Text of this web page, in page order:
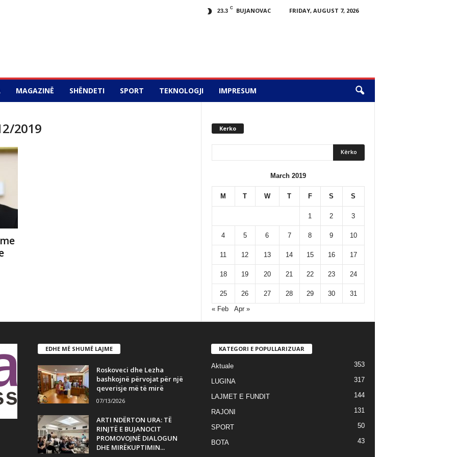
23.3 C BUJANOVAC
FRIDAY, AUGUST 7, 2026
MAGAZINË SHËNDETI SPORT TEKNOLOGJI IMPRESUM
2019 Kerko
March 2019
M T W T F S S
1 2 3
4 5 6 7 8 9 10
11 12 13 14 15 16 17
18 19 20 21 22 23 24
25 26 27 28 29 30
31
« Feb
Apr »
EDHE MË SHUMË LAJME
Roskoveci dhe Lezha
bashkojnë përvojat për një
qeverisje më të mirë
07/13/2026
ARTI NDËRTON URA: TË
RINJTË E BUJANOCIT
PROMOVOJNË DIALOGUN
DHE MIRËKUPTIMIN...
KATEGORI E POPULLARIZUAR
Aktuale 353
LUGINA 317
LAJMET E FUNDIT 144
RAJONI 131
SPORT 50
BOTA 43